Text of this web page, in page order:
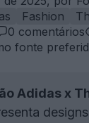
Fashion
0 comentários
fonte
Adidas x